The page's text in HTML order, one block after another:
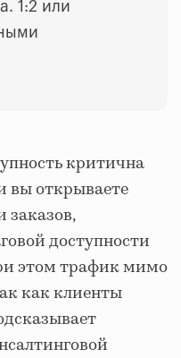
1:2 или
критична
вы открываете
доступности
этом трафик мимо
как клиенты